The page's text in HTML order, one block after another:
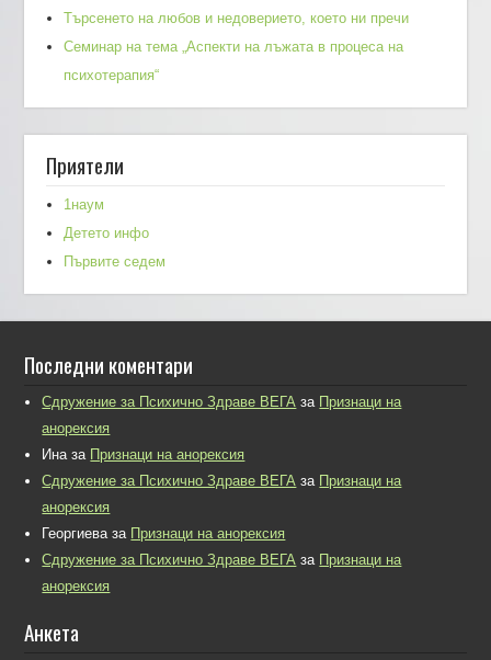
Търсенето на любов и недоверието, което ни пречи
Семинар на тема „Аспекти на лъжата в процеса на
психотерапия“
Приятели
1наум
Детето инфо
Първите седем
Последни коментари
Сдружение за Психично Здраве ВЕГА за Признаци на
анорексия
Иназа Признаци на анорексия
Сдружение за Психично Здраве ВЕГА за Признаци на
анорексия
Георгиеваза Признаци на анорексия
Сдружение за Психично Здраве ВЕГА за Признаци на
анорексия
Анкета